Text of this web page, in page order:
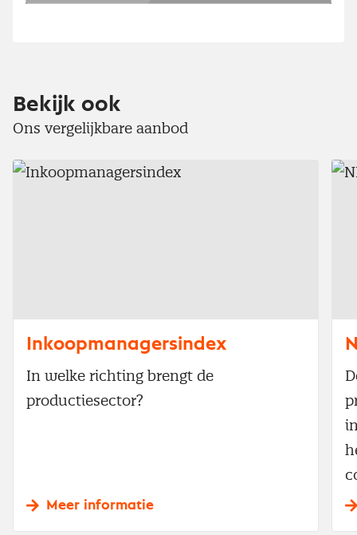
Bekijk ook
Ons vergelijkbare aanbod
Inkoopmanagersindex
In welke richting brengt de
productiesector?
Meer informatie